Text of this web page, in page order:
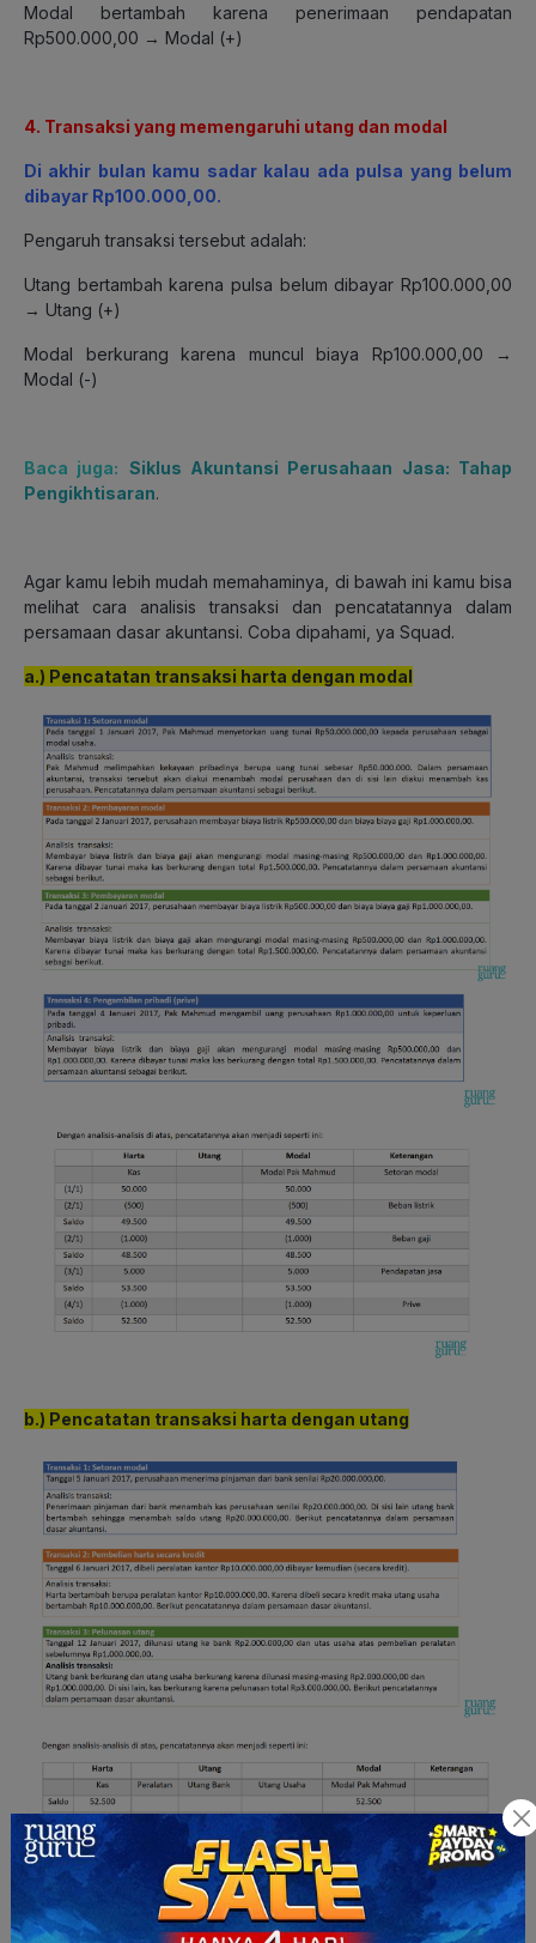
Modal bertambah karena penerimaan pendapatan
Rp500.000,00 → Modal (+)
4. Transaksi yang memengaruhi utang dan modal
Di akhir bulan kamu sadar kalau ada pulsa yang belum
dibayar Rp100.000,00.
Pengaruh transaksi tersebut adalah:
Utang bertambah karena pulsa belum dibayar Rp100.000,00
→ Utang (+)
Modal berkurang karena muncul biaya Rp100.000,00 →
Modal (-)
Baca juga: Siklus Akuntansi Perusahaan Jasa: Tahap
Pengikhtisaran.
Agar kamu lebih mudah memahaminya, di bawah ini kamu bisa
melihat cara analisis transaksi dan pencatatannya dalam
persamaan dasar akuntansi. Coba dipahami, ya Squad.
a.) Pencatatan transaksi harta dengan modal
b.) Pencatatan transaksi harta dengan utang